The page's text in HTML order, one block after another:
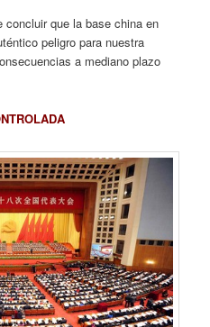
concluir que la base china en
peligro para nuestra
a mediano plazo